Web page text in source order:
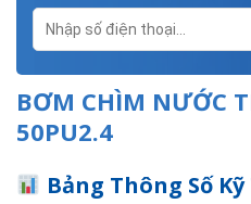
BƠM CHÌM NƯỚC
50PU2.4
Bảng Thông Số